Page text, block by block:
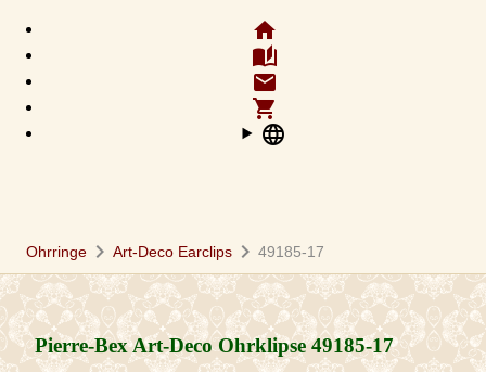
home
auto_stories
email
shopping_cart
language
Ohrringe chevron_right Art-Deco Earclips chevron_right 49185-17
Pierre-Bex Art-Deco Ohrklipse49185-17